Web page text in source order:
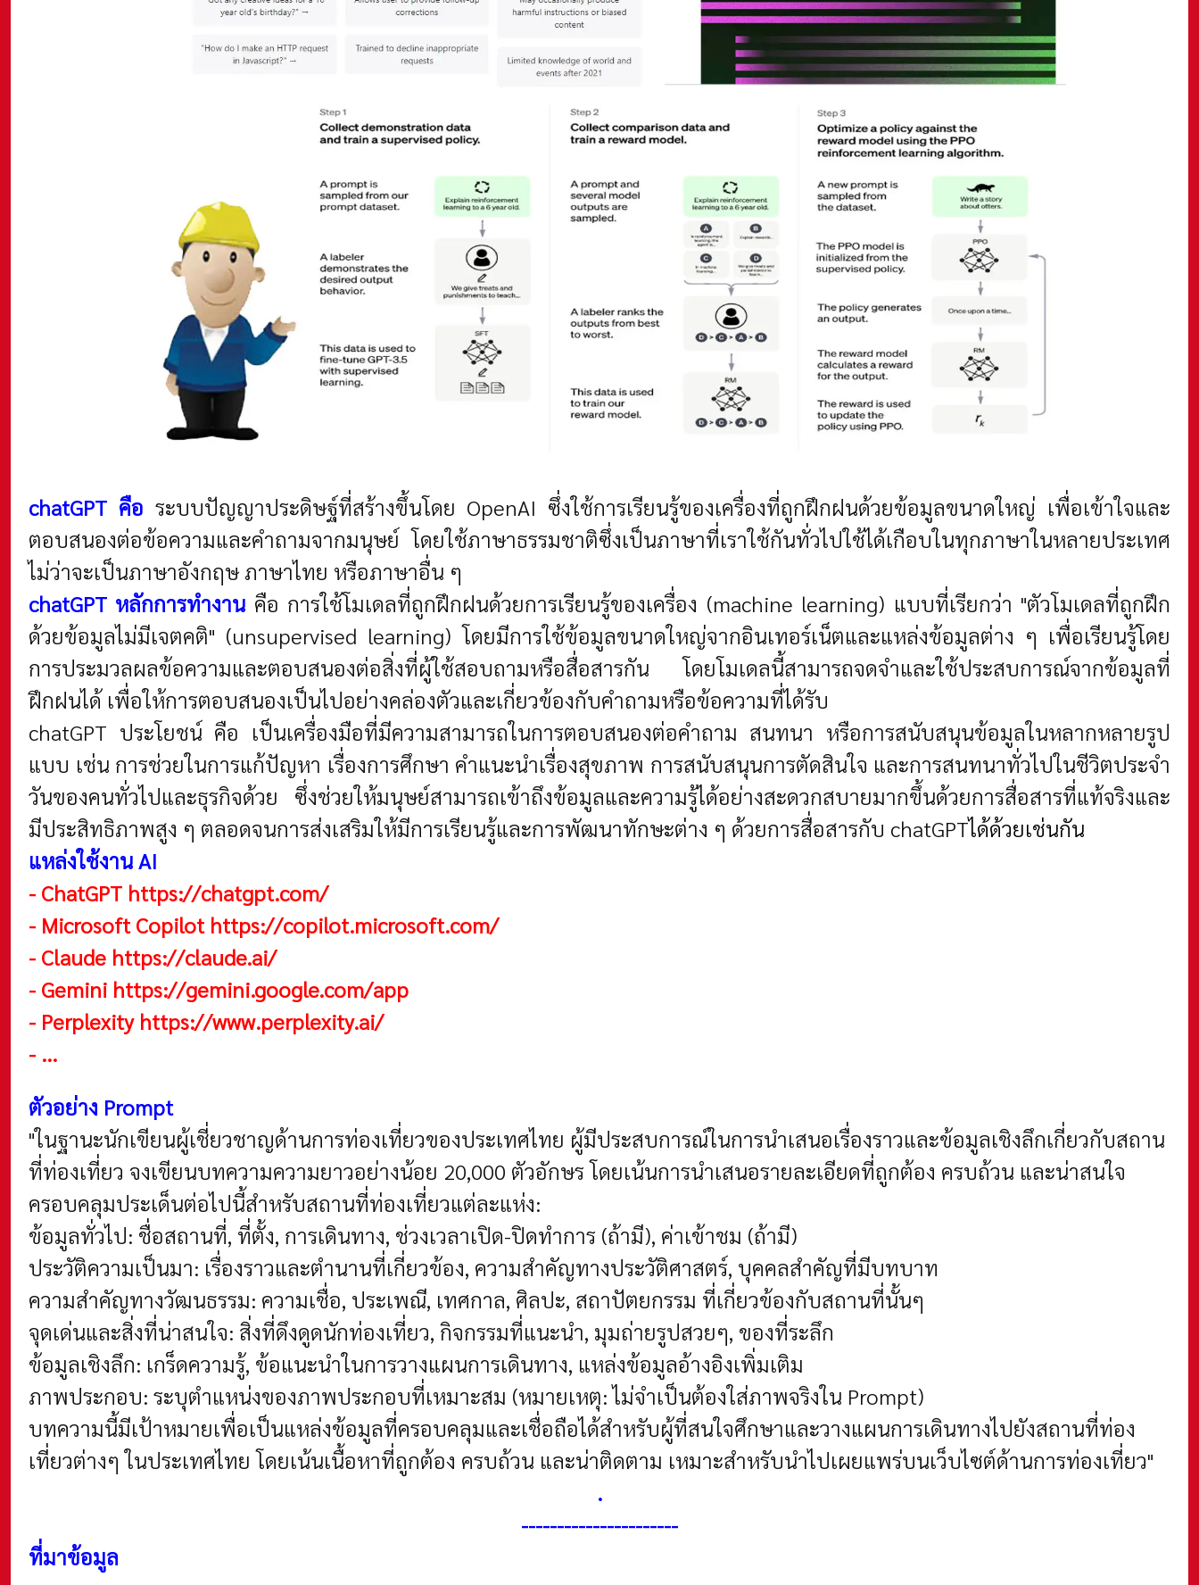
chatGPT คือ ระบบปัญญาประดิษฐ์ที่สร้างขึ้นโดย OpenAI ซึ่งใช้การเรียนรู้ของเครื่องที่ถูกฝึกฝนด้วยข้อมูลขนาดใหญ่ เพื่อเข้าใจและ
ตอบสนองต่อข้อความและคำถามจากมนุษย์ โดยใช้ภาษาธรรมชาติซึ่งเป็นภาษาที่เราใช้กันทั่วไปใช้ได้เกือบในทุกภาษาในหลายประเทศ
ไม่ว่าจะเป็นภาษาอังกฤษ ภาษาไทย หรือภาษาอื่น ๆ
chatGPT หลักการทำงาน คือ การใช้โมเดลที่ถูกฝึกฝนด้วยการเรียนรู้ของเครื่อง (machine learning) แบบที่เรียกว่า "ตัวโมเดลที่ถูกฝึก
ด้วยข้อมูลไม่มีเจตคติ" (unsupervised learning) โดยมีการใช้ข้อมูลขนาดใหญ่จากอินเทอร์เน็ตและแหล่งข้อมูลต่าง ๆ เพื่อเรียนรู้โดย
การประมวลผลข้อความและตอบสนองต่อสิ่งที่ผู้ใช้สอบถามหรือสื่อสารกัน โดยโมเดลนี้สามารถจดจำและใช้ประสบการณ์จากข้อมูลที่
ฝึกฝนได้ เพื่อให้การตอบสนองเป็นไปอย่างคล่องตัวและเกี่ยวข้องกับคำถามหรือข้อความที่ได้รับ
chatGPT ประโยชน์ คือ เป็นเครื่องมือที่มีความสามารถในการตอบสนองต่อคำถาม สนทนา หรือการสนับสนุนข้อมูลในหลากหลายรูป
แบบ เช่น การช่วยในการแก้ปัญหา เรื่องการศึกษา คำแนะนำเรื่องสุขภาพ การสนับสนุนการตัดสินใจ และการสนทนาทั่วไปในชีวิตประจำ
วันของคนทั่วไปและธุรกิจด้วย ซึ่งช่วยให้มนุษย์สามารถเข้าถึงข้อมูลและความรู้ได้อย่างสะดวกสบายมากขึ้นด้วยการสื่อสารที่แท้จริงและ
มีประสิทธิภาพสูง ๆ ตลอดจนการส่งเสริมให้มีการเรียนรู้และการพัฒนาทักษะต่าง ๆ ด้วยการสื่อสารกับ chatGPTได้ด้วยเช่นกัน
แหล่งใช้งาน AI
- ChatGPT https://chatgpt.com/
- Microsoft Copilot https://copilot.microsoft.com/
- Claude https://claude.ai/
- Gemini https://gemini.google.com/app
- Perplexity https://www.perplexity.ai/
- ...
ตัวอย่าง Prompt
"ในฐานะนักเขียนผู้เชี่ยวชาญด้านการท่องเที่ยวของประเทศไทย ผู้มีประสบการณ์ในการนำเสนอเรื่องราวและข้อมูลเชิงลึกเกี่ยวกับสถาน
ที่ท่องเที่ยว จงเขียนบทความความยาวอย่างน้อย 20,000 ตัวอักษร โดยเน้นการนำเสนอรายละเอียดที่ถูกต้อง ครบถ้วน และน่าสนใจ
ครอบคลุมประเด็นต่อไปนี้สำหรับสถานที่ท่องเที่ยวแต่ละแห่ง:
ข้อมูลทั่วไป: ชื่อสถานที่, ที่ตั้ง, การเดินทาง, ช่วงเวลาเปิด-ปิดทำการ (ถ้ามี), ค่าเข้าชม (ถ้ามี)
ประวัติความเป็นมา: เรื่องราวและตำนานที่เกี่ยวข้อง, ความสำคัญทางประวัติศาสตร์, บุคคลสำคัญที่มีบทบาท
ความสำคัญทางวัฒนธรรม: ความเชื่อ, ประเพณี, เทศกาล, ศิลปะ, สถาปัตยกรรม ที่เกี่ยวข้องกับสถานที่นั้นๆ
จุดเด่นและสิ่งที่น่าสนใจ: สิ่งที่ดึงดูดนักท่องเที่ยว, กิจกรรมที่แนะนำ, มุมถ่ายรูปสวยๆ, ของที่ระลึก
ข้อมูลเชิงลึก: เกร็ดความรู้, ข้อแนะนำในการวางแผนการเดินทาง, แหล่งข้อมูลอ้างอิงเพิ่มเติม
ภาพประกอบ: ระบุตำแหน่งของภาพประกอบที่เหมาะสม (หมายเหตุ: ไม่จำเป็นต้องใส่ภาพจริงใน Prompt)
บทความนี้มีเป้าหมายเพื่อเป็นแหล่งข้อมูลที่ครอบคลุมและเชื่อถือได้สำหรับผู้ที่สนใจศึกษาและวางแผนการเดินทางไปยังสถานที่ท่อง
เที่ยวต่างๆ ในประเทศไทย โดยเน้นเนื้อหาที่ถูกต้อง ครบถ้วน และน่าติดตาม เหมาะสำหรับนำไปเผยแพร่บนเว็บไซต์ด้านการท่องเที่ยว"
.
----------------------
ที่มาข้อมูล